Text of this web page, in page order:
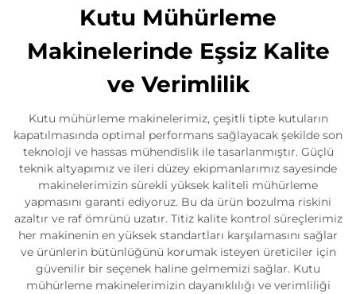
Kutu Mühürleme
Makinelerinde Eşsiz Kalite
ve Verimlilik
Kutu mühürleme makinelerimiz, çeşitli tipte kutuların
kapatılmasında optimal performans sağlayacak şekilde son
teknoloji ve hassas mühendislik ile tasarlanmıştır. Güçlü
teknik altyapımız ve ileri düzey ekipmanlarımız sayesinde
makinelerimizin sürekli yüksek kaliteli mühürleme
yapmasını garanti ediyoruz. Bu da ürün bozulma riskini
azaltır ve raf ömrünü uzatır. Titiz kalite kontrol süreçlerimiz
her makinenin en yüksek standartları karşılamasını sağlar
ve ürünlerin bütünlüğünü korumak isteyen üreticiler için
güvenilir bir seçenek haline gelmemizi sağlar. Kutu
mühürleme makinelerimizin dayanıklılığı ve verimliliği